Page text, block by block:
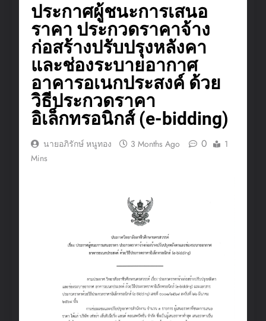
ประกาศผู้ชนะการเสนอ
ราคา ประกวดราคาจ้าง
ก่อสร้างปรับปรุงหลังคา
และช่องระบายอากาศ
อาคารอเนกประสงค์ ด้วย
วิธีประกวดราคา
อิเล็กทรอนิกส์ (e-bidding)
นายอภิรักษ์ หนูทอง 3 Months Ago 0
1
Mins